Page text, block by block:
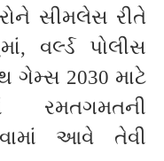
સીમલેસ રીતે
વર્લ્ડ પોલીસ
ગેમ્સ 2030 માટે
રમતગમતની
આવે તેવી